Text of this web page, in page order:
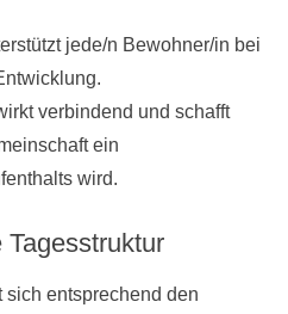
jede/n Bewohner/in bei
verbindend und schafft
ein
wird.
sich entsprechend den